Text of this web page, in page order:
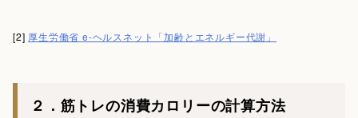
[2] 厚生労働省 e-ヘルスネット「加齢とエネルギー代謝」
２．筋トレの消費カロリーの計算方法